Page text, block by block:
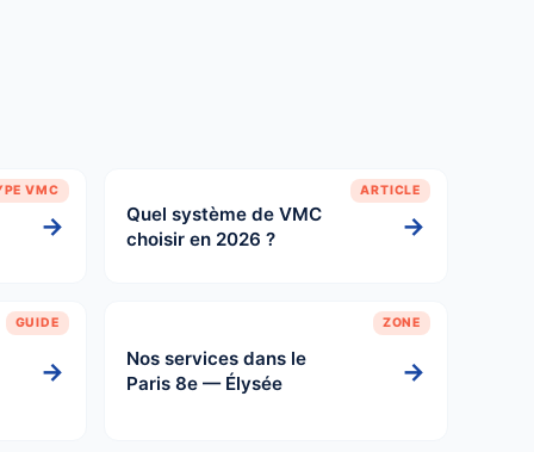
VMC
→
ARTICLE
Quel système de VMC
choisir en 2026 ?
→
GUIDE
→
ZONE
Nos services dans le
Paris 8e — Élysée
→